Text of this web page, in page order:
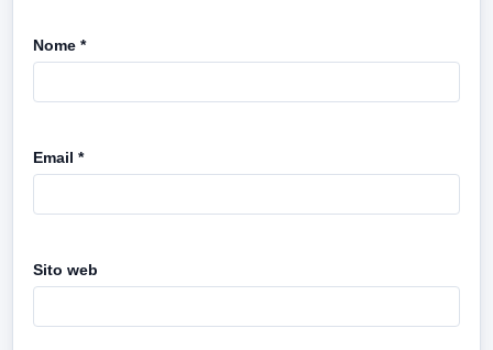
Nome *
Email *
Sito web